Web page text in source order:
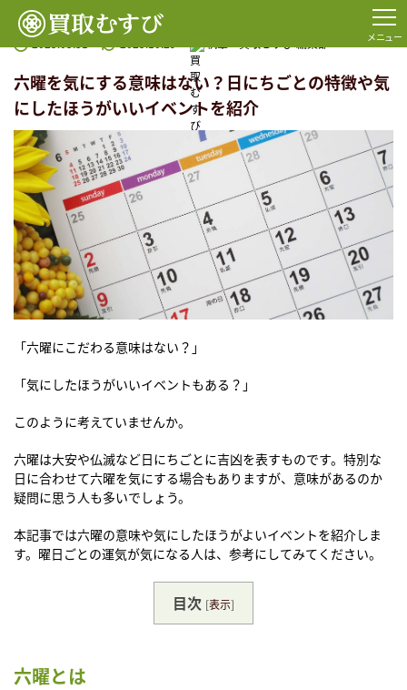
メニュー
TOP コラム一覧 六曜を気にする意味はない？日にちごとの特徴や気にしたほうがいい
2025.05.31 2025.10.29 執筆：買取むすび 編集部
六曜を気にする意味はない？日にちごとの特徴や気
にしたほうがいいイベントを紹介
「六曜にこだわる意味はない？」
「気にしたほうがいいイベントもある？」
このように考えていませんか。
六曜は大安や仏滅など日にちごとに吉凶を表すものです。特別な
日に合わせて六曜を気にする場合もありますが、意味があるのか
疑問に思う人も多いでしょう。
本記事では六曜の意味や気にしたほうがよいイベントを紹介しま
す。曜日ごとの運気が気になる人は、参考にしてみてください。
目次 [表示]
六曜とは